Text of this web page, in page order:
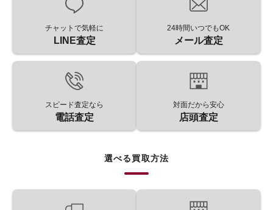
チャットで気軽に
LINE査定
24時間いつでもOK
メール査定
スピード査定なら
電話査定
対面だから安心
店頭査定
選べる買取方法